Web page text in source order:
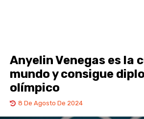
Anyelin Venegas es la
mundo y consigue
olímpico
8 De Agosto De 2024